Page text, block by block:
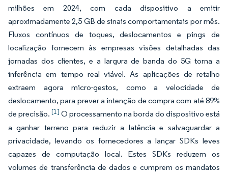
milhões em 2024, com cada dispositivo a emitir
aproximadamente 2,5 GB de sinais comportamentais por mês.
Fluxos contínuos de toques, deslocamentos e pings de
localização fornecem às empresas visões detalhadas das
jornadas dos clientes, e a largura de banda do 5G torna a
inferência em tempo real viável. As aplicações de retalho
extraem agora micro-gestos, como a velocidade de
deslocamento, para prever a intenção de compra com até 89%
de precisão. [1] O processamento na borda do dispositivo está
a ganhar terreno para reduzir a latência e salvaguardar a
privacidade, levando os fornecedores a lançar SDKs leves
capazes de computação local. Estes SDKs reduzem os
volumes de transferência de dados e cumprem os mandatos